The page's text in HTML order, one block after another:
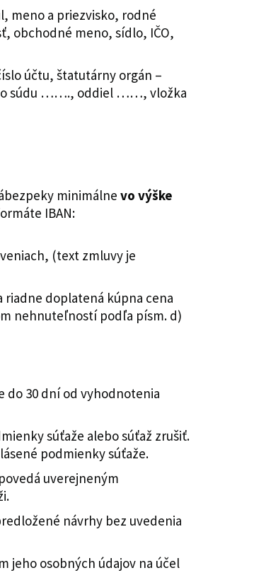
meno a priezvisko, rodné
obchodné meno, sídlo, IČO,
účtu, štatutárny orgán –
súdu ……., oddiel ……, vložka
minimálne vo výške
IBAN:
(text zmluvy je
doplatená kúpna cena
nehnuteľností podľa písm. d)
do 30 dní od vyhodnotenia
súťaže alebo súťaž zrušiť.
podmienky súťaže.
uverejneným
návrhy bez uvedenia
jeho osobných údajov na účel